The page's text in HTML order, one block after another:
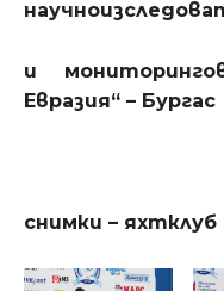
и
Евразия“ – Бургас
снимки –